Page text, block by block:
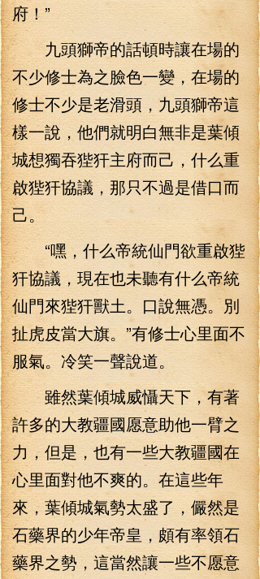
府！”
九頭獅帝的話頓時讓在場的
不少修士為之臉色一變，在場的
修士不少是老滑頭，九頭獅帝這
樣一說，他們就明白無非是葉傾
城想獨吞狴犴主府而己，什么重
啟狴犴協議，那只不過是借口而
己。
“嘿，什么帝統仙門欲重啟狴
犴協議，現在也未聽有什么帝統
仙門來狴犴獸土。口說無憑。別
扯虎皮當大旗。”有修士心里面不
服氣。冷笑一聲說道。
雖然葉傾城威懾天下，有著
許多的大教疆國愿意助他一臂之
力，但是，也有一些大教疆國在
心里面對他不爽的。在這些年
來，葉傾城氣勢太盛了，儼然是
石藥界的少年帝皇，頗有率領石
藥界之勢，這當然讓一些不愿意